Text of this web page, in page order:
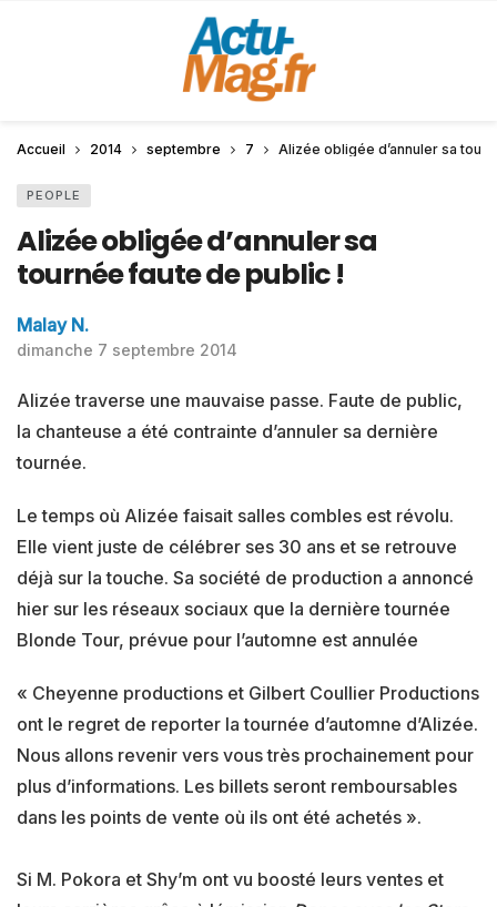
Accueil 2014 septembre 7 Alizée obligée d’annuler sa
PEOPLE
Alizée obligée d’annuler sa
tournée faute de public !
Malay N.
dimanche 7 septembre 2014
Alizée traverse une mauvaise passe. Faute de public,
la chanteuse a été contrainte d’annuler sa dernière
tournée.
Le temps où Alizée faisait salles combles est révolu.
Elle vient juste de célébrer ses 30 ans et se retrouve
déjà sur la touche. Sa société de production a annoncé
hier sur les réseaux sociaux que la dernière tournée
Blonde Tour, prévue pour l’automne est annulée
« Cheyenne productions et Gilbert Coullier Productions
ont le regret de reporter la tournée d’automne d’Alizée.
Nous allons revenir vers vous très prochainement pour
plus d’informations. Les billets seront remboursables
dans les points de vente où ils ont été achetés ».
Si M. Pokora et Shy’m ont vu boosté leurs ventes et